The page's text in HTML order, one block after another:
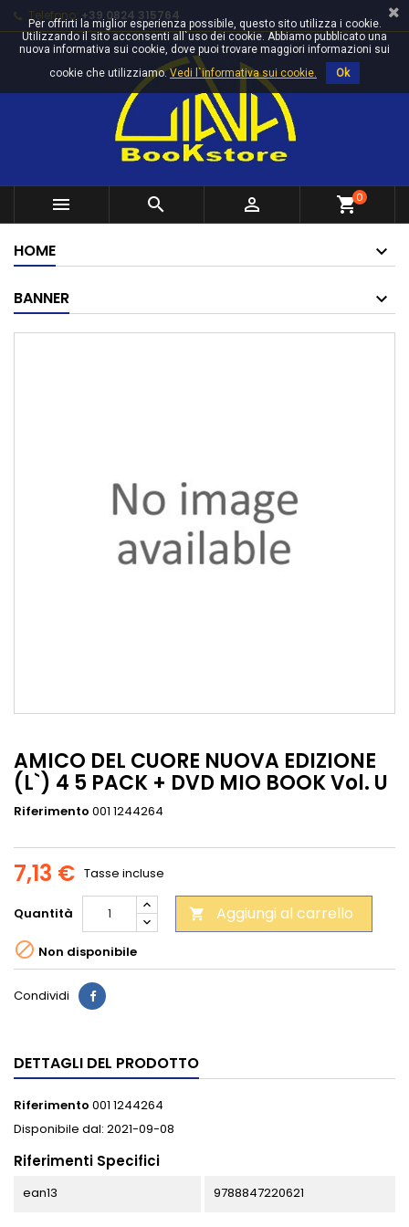
Telefono: +39 0824 315764
   shopping_cart0
HOME
BANNER
AMICO DEL CUORE NUOVA EDIZIONE
(L`) 4 5 PACK + DVD MIO BOOK Vol. U
Riferimento 001 1244264
7,13 € Tasse incluse
Quantità  Aggiungi al carrello
 Non disponibile
Condividi
DETTAGLI DEL PRODOTTO
Riferimento 001 1244264
Disponibile dal: 2021-09-08
Riferimenti Specifici
ean13 9788847220621
Per offrirti la miglior esperienza possibile, questo sito utilizza i cookie.
Utilizzando il sito acconsenti all`uso dei cookie. Abbiamo pubblicato una
nuova informativa sui cookie, dove puoi trovare maggiori informazioni sui
cookie che utilizziamo.Vedi l`informativa sui cookie. Ok